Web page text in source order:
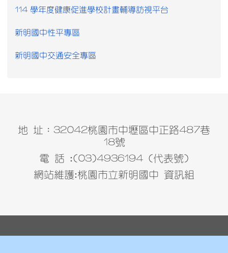
114 學年度健康促進學校計畫輔導訪視平台
新明國中性平專區
新明國中交通安全專區
地 址：32042桃園市中壢區中正路487巷
18號
電 話 :(03)4936194 (代表號)
網站維護:桃園市立新明國中 資訊組